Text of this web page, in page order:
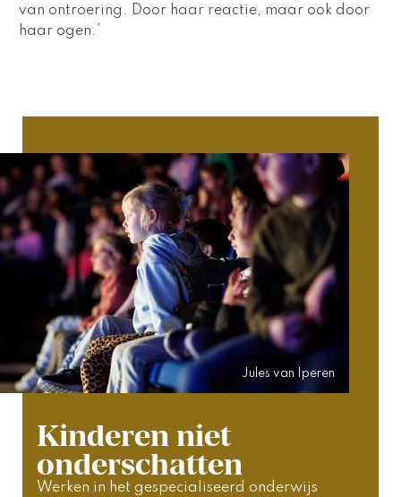
van ontroering. Door haar reactie, maar ook door
haar ogen.’
Kinderen niet
onderschatten
Werken in het gespecialiseerd onderwijs
Jules van Iperen